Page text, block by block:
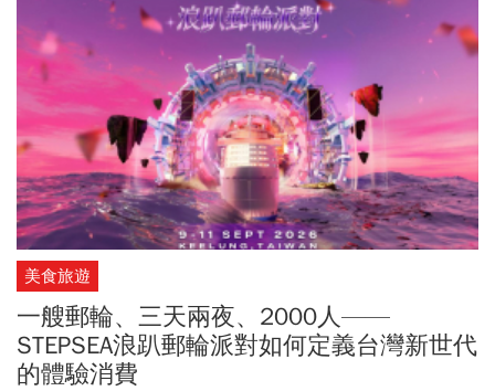
美食旅遊
一艘郵輪、三天兩夜、2000人——
STEPSEA浪趴郵輪派對如何定義台灣新世代
的體驗消費